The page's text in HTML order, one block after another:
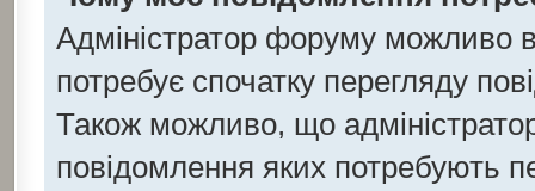
Адміністратор форуму
потребує спочатку перегляду
Також можливо, що
повідомлення яких потребують